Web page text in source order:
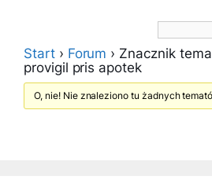
Start › Forum › Znacznik
provigil pris apotek
O, nie! Nie znaleziono tu żadnych